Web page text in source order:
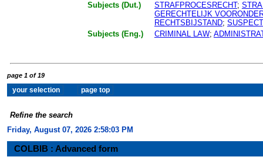
Subjects (Dut.)
STRAFPROCESRECHT;
GERECHTELIJK
RECHTSBIJSTAND; SUSPECT
Subjects (Eng.)
CRIMINAL LAW;
page 1 of 19
Refine the search
Friday, August 07, 2026 2:58:04 PM
COLBIB : Advanced form